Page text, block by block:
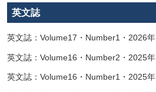
英文誌
英文誌：Volume17・Number1・2026年
英文誌：Volume16・Number2・2025年
英文誌：Volume16・Number1・2025年